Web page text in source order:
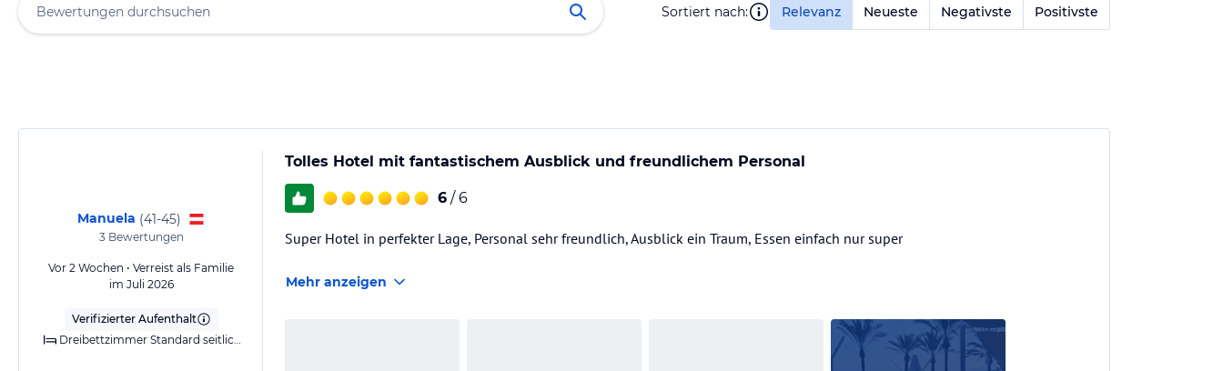
Sortiert nach: Relevanz Neueste Negativste Positivste
Manuela (41-45)
3Bewertungen
Vor 2 Wochen • Verreist als Familie
im Juli 2026
Verifizierter Aufenthalt
Dreibettzimmer Standard seitlichem Meerblick (Balkon oder Terrasse)
Tolles Hotel mit fantastischem Ausblick und freundlichem Personal
6 / 6
Super Hotel in perfekter Lage, Personal sehr freundlich, Ausblick ein Traum, Essen einfach nur super
Mehr anzeigen